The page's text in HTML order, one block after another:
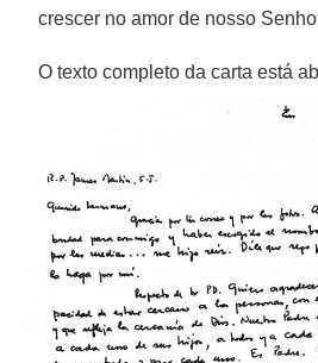
crescer no amor de nosso
O texto completo da carta está